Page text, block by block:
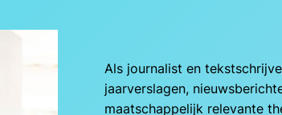
Als journalist en
jaarverslagen,
maatschappelijk relevante